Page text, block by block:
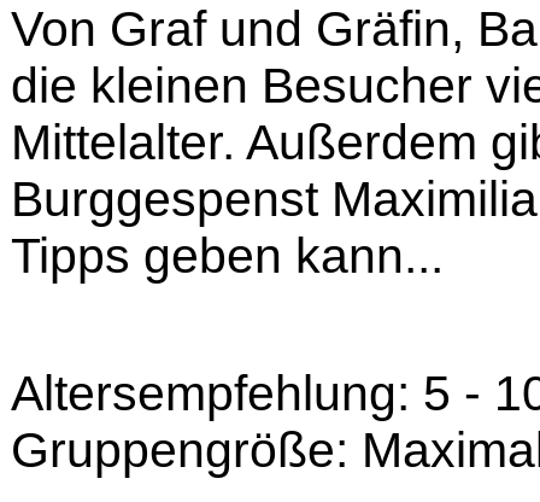
Von Graf und Gräfin,
die kleinen Besucher
Mittelalter. Außerdem
Burggespenst
Tipps geben kann...
Altersempfehlung: 5 -
Gruppengröße: